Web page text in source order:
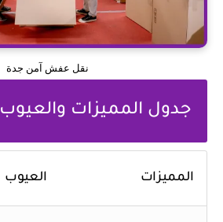
نقل عفش آمن جدة
جدول المميزات والعيوب
المميزات العيوب